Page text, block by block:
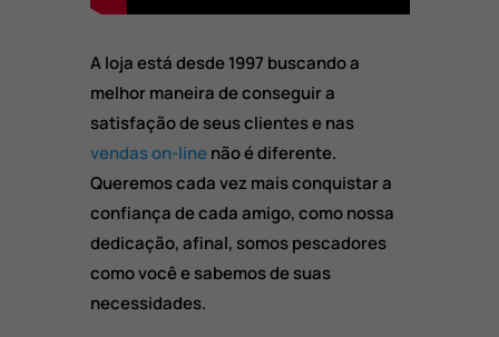
A loja está desde 1997 buscando a
melhor maneira de conseguir a
satisfação de seus clientes e nas
vendas on-linenão é diferente.
Queremos cada vez mais conquistar a
confiança de cada amigo, como nossa
dedicação, afinal, somos pescadores
como você e sabemos de suas
necessidades.